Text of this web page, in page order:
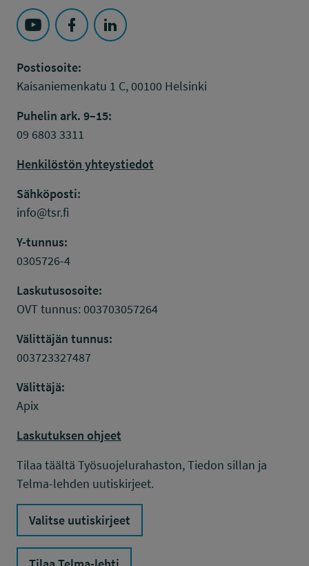
Seuraa Työsuojelurahasto kohteessa: YouTube
Seuraa Työsuojelurahasto kohteessa:
Seuraa Työsuojelurahasto kohteessa:
Postiosoite:
Kaisaniemenkatu 1 C, 00100 Helsinki
Puhelin ark. 9–15:
09 6803 3311
Henkilöstön yhteystiedot
Sähköposti:
info@tsr.fi
Y-tunnus:
0305726-4
Laskutusosoite:
OVT tunnus: 003703057264
Välittäjän tunnus:
003723327487
Välittäjä:
Apix
Laskutuksen ohjeet
Tilaa täältä Työsuojelurahaston, Tiedon sillan ja
Telma-lehden uutiskirjeet.
Valitse uutiskirjeet